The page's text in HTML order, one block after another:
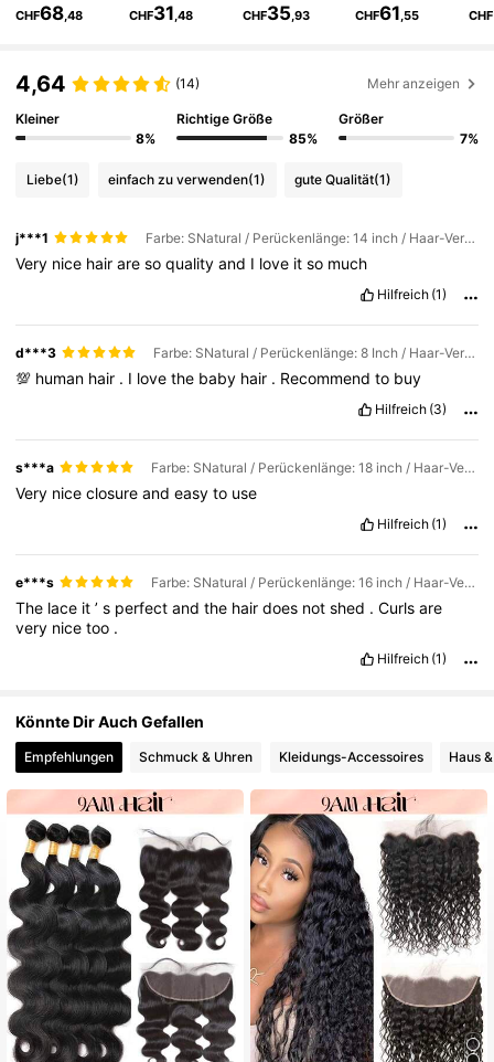
340K Follower
4,76 340K Follower
4,76 340K Follower
4,76 340K Follower
CHF68,48 CHF31,48 CHF35,93 CHF61,55 CHF
4,64 (14) Mehr anzeigen
Kleiner
8%
Richtige Größe
85%
Größer
7%
Liebe(1) einfach zu verwenden(1) gute Qualität(1)
j***1 Farbe: SNatural / Perückenlänge: 14 inch / Haar-Verhältnis: Regulär
Very nice hairaresoqualityand I love itso much
Hilfreich (1)
d***3 Farbe: SNatural / Perückenlänge: 8 Inch / Haar-Verhältnis: Regulär
💯 human hair . I lovethe baby hair . Recommendto buy
Hilfreich (3)
s***a Farbe: SNatural / Perückenlänge: 18 inch / Haar-Verhältnis: Regulär
Very niceclosureandeasyto use
Hilfreich (1)
e***s Farbe: SNatural / Perückenlänge: 16 inch / Haar-Verhältnis: Regulär
The lace it’s perfectandthe hairdoes notshed .Curlsare
very nicetoo .
Hilfreich (1)
Könnte Dir Auch Gefallen
Empfehlungen Schmuck & Uhren Kleidungs-Accessoires Haus